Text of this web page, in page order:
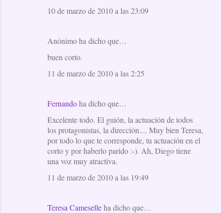
10 de marzo de 2010 a las 23:09
Anónimo ha dicho que…
buen corto.
11 de marzo de 2010 a las 2:25
Fernandoha dicho que…
Excelente todo. El guión, la actuación de todos
los protagonistas, la dirección.... Muy bien Teresa,
por todo lo que te corresponde, tu actuación en el
corto y por haberlo parido :-). Ah, Diego tiene
una voz muy atractiva.
11 de marzo de 2010 a las 19:49
Teresa Cameselleha dicho que…